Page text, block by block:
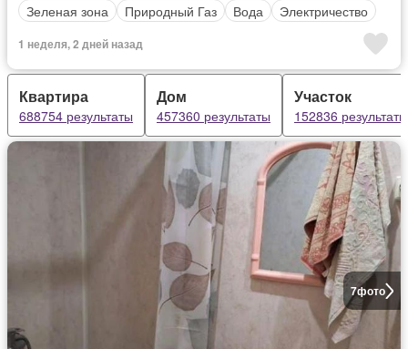
Зеленая зона
Природный Газ Вода Электричество
1 неделя, 2 дней назад
Квартира
688754 результаты
Дом
457360 результаты
Участок
152836 результаты
7фото